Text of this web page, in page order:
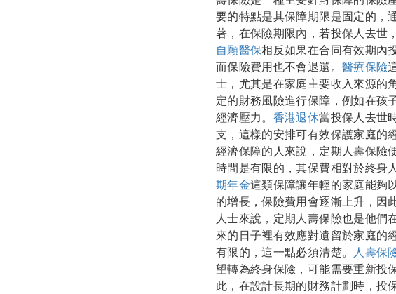
要的特點是其保障期限是固定的，
著，在保險期限內，若投保人去世
自願醫保相反如果在合同有效期內
而保險費用也不會退還。 醫療保險
士，尤其是在家庭主要收入來源的
定的財務風險進行保障，例如在孩
經濟壓力。 香港退休當投保人去世
支，這樣的安排可有效保護家庭的
經濟保障的人來說，定期人壽保險
時間是有限的，其保費相對於終身
期年金這類保障讓年輕的家庭能夠
的增長，保險費用會逐漸上升，因
人士來說，定期人壽保險也是他們
來的日子裡有效應對遺留於家庭的
有限的，這一點必須清楚。
人壽保
望轉為終身保險，可能需要重新投
此，在設計長期的財務計劃時，投